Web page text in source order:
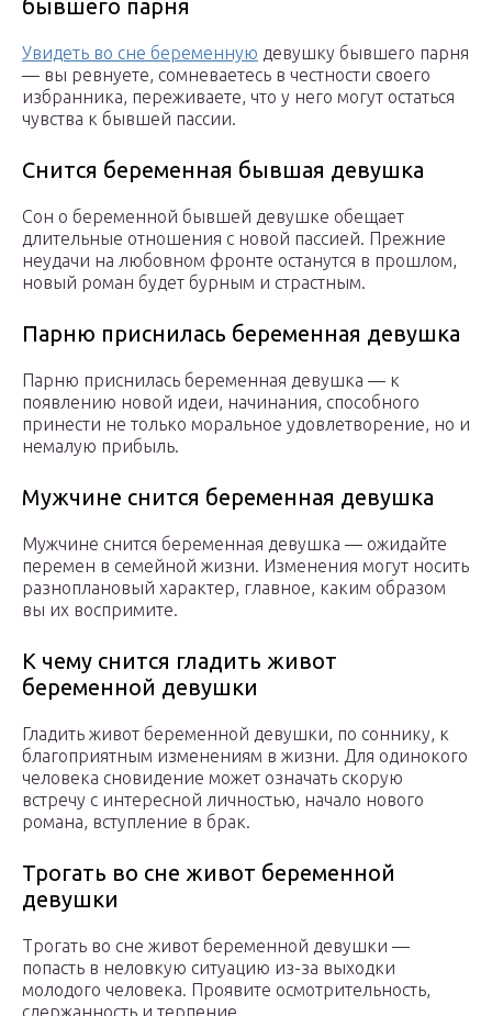
бывшего парня
Увидеть во сне беременную девушку бывшего парня
— вы ревнуете, сомневаетесь в честности своего
избранника, переживаете, что у него могут остаться
чувства к бывшей пассии.
Снится беременная бывшая девушка
Сон о беременной бывшей девушке обещает
длительные отношения с новой пассией. Прежние
неудачи на любовном фронте останутся в прошлом,
новый роман будет бурным и страстным.
Парню приснилась беременная девушка
Парню приснилась беременная девушка — к
появлению новой идеи, начинания, способного
принести не только моральное удовлетворение, но и
немалую прибыль.
Мужчине снится беременная девушка
Мужчине снится беременная девушка — ожидайте
перемен в семейной жизни. Изменения могут носить
разноплановый характер, главное, каким образом
вы их воспримите.
К чему снится гладить живот
беременной девушки
Гладить живот беременной девушки, по соннику, к
благоприятным изменениям в жизни. Для одинокого
человека сновидение может означать скорую
встречу с интересной личностью, начало нового
романа, вступление в брак.
Трогать во сне живот беременной
девушки
Трогать во сне живот беременной девушки —
попасть в неловкую ситуацию из-за выходки
молодого человека. Проявите осмотрительность,
сдержанность и терпение.